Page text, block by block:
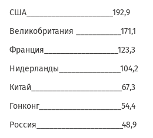
США_____________________192,9
Великобритания ___________171,1
Франция__________________123,3
Нидерланды_______________104,2
Китай______________________67,3
Гонконг____________________54,4
Россия_____________________48,9